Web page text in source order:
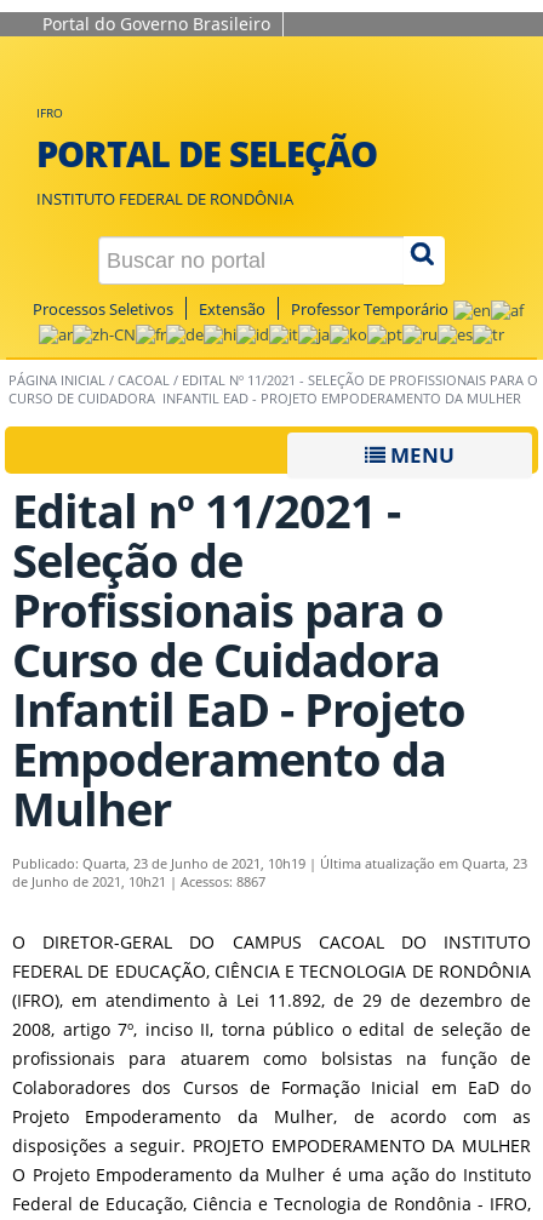
Portal do Governo Brasileiro
IFRO
PORTAL DE SELEÇÃO
INSTITUTO FEDERAL DE RONDÔNIA
Processos Seletivos Extensão Professor Temporário
PÁGINA INICIAL / CACOAL / EDITAL Nº 11/2021 - SELEÇÃO DE PROFISSIONAIS PARA O
CURSO DE CUIDADORA INFANTIL EAD - PROJETO EMPODERAMENTO DA MULHER
MENU
Edital nº 11/2021 -
Seleção de
Profissionais para o
Curso de Cuidadora
Infantil EaD - Projeto
Empoderamento da
Mulher
Publicado: Quarta, 23 de Junho de 2021, 10h19 | Última atualização em Quarta, 23
de Junho de 2021, 10h21 | Acessos: 8867
O DIRETOR-GERAL DO CAMPUS CACOAL DO INSTITUTO
FEDERAL DE EDUCAÇÃO, CIÊNCIA E TECNOLOGIA DE RONDÔNIA
(IFRO), em atendimento à Lei 11.892, de 29 de dezembro de
2008, artigo 7º, inciso II, torna público o edital de seleção de
profissionais para atuarem como bolsistas na função de
Colaboradores dos Cursos de Formação Inicial em EaD do
Projeto Empoderamento da Mulher, de acordo com as
disposições a seguir. PROJETO EMPODERAMENTO DA MULHER
O Projeto Empoderamento da Mulher é uma ação do Instituto
Federal de Educação, Ciência e Tecnologia de Rondônia - IFRO,